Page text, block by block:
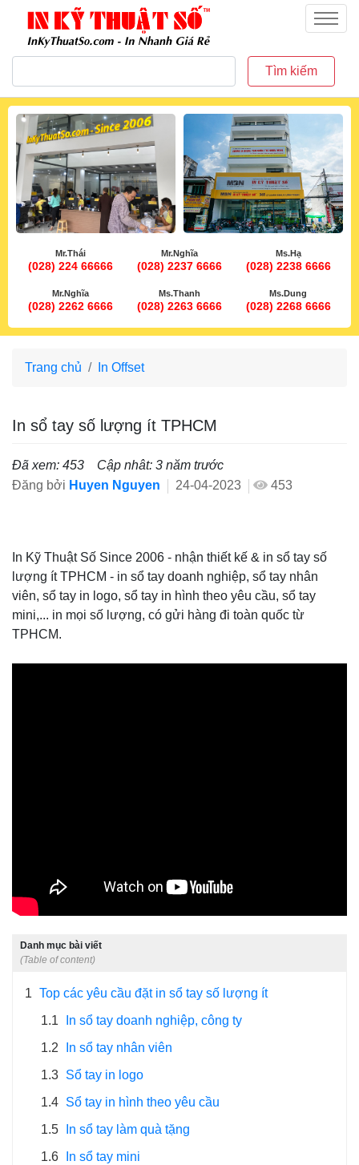
inkythuatso.com
Menu
Tìm kiếm
Mr.Thái
(028) 224 66666
Mr.Nghĩa
(028) 2237 6666
Ms.Hạ
(028) 2238 6666
Mr.Nghĩa
(028) 2262 6666
Ms.Thanh
(028) 2263 6666
Ms.Dung
(028) 2268 6666
Trang chủ In Offset
In sổ tay số lượng ít TPHCM
Đã xem: 453
Cập nhât: 3 năm trước
Đăng bởi Huyen Nguyen 24-04-2023 453
In Kỹ Thuật Số Since 2006 - nhận thiết kế & in sổ tay số
lượng ít TPHCM - in sổ tay doanh nghiệp, sổ tay nhân
viên, sổ tay in logo, sổ tay in hình theo yêu cầu, sổ tay
mini,... in mọi số lượng, có gửi hàng đi toàn quốc từ
TPHCM.
Danh mục bài viết
(Table of content)
1 Top các yêu cầu đặt in sổ tay số lượng ít
1.1
In sổ tay doanh nghiệp, công ty
1.2
In sổ tay nhân viên
1.3 Sổ tay in logo
1.4 Sổ tay in hình theo yêu cầu
1.5
In sổ tay làm quà tặng
1.6
In sổ tay mini